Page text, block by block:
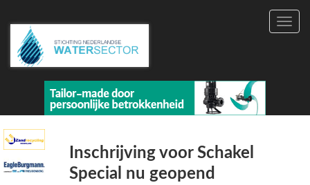
Inschrijving voor Schakel
Special nu geopend